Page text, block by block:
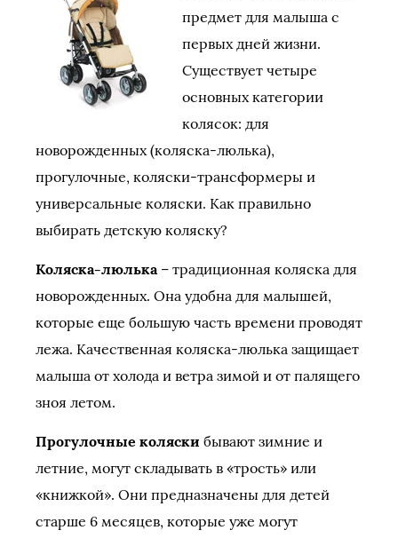
предмет для малыша с
первых дней жизни.
Существует четыре
основных категории
колясок: для
новорожденных (коляска-люлька),
прогулочные, коляски-трансформеры и
универсальные коляски. Как правильно
выбирать детскую коляску?
Коляска-люлька– традиционная коляска для
новорожденных. Она удобна для малышей,
которые еще большую часть времени проводят
лежа. Качественная коляска-люлька защищает
малыша от холода и ветра зимой и от палящего
зноя летом.
Прогулочные коляски бывают зимние и
летние, могут складывать в «трость» или
«книжкой». Они предназначены для детей
старше 6 месяцев, которые уже могут